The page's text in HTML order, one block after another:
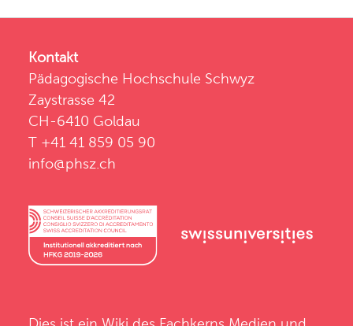
Kontakt
Pädagogische Hochschule Schwyz
Zaystrasse 42
CH-6410 Goldau
T +41 41 859 05 90
info@phsz.ch